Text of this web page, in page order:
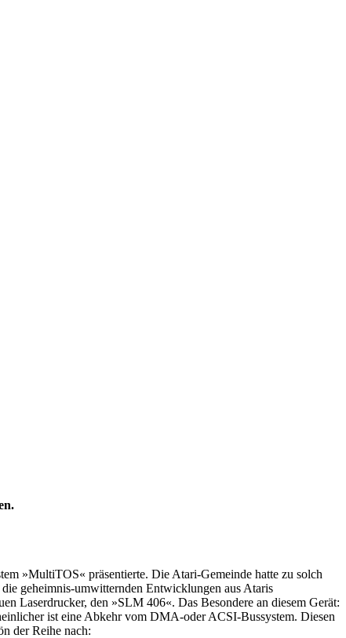
»MultiTOS« präsentierte. Die Atari-Gemeinde hatte zu solch
geheimnis-umwitternden Entwicklungen aus Ataris
Laserdrucker, den »SLM 406«. Das Besondere an diesem Gerät:
ist eine Abkehr vom DMA-oder ACSI-Bussystem. Diesen
der Reihe nach: